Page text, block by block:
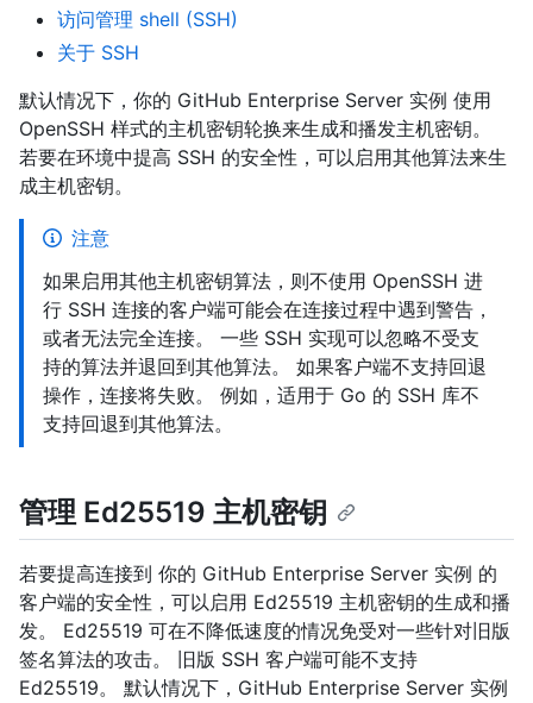
访问管理 shell (SSH)
关于 SSH
默认情况下，你的 GitHub Enterprise Server 实例 使用
OpenSSH 样式的主机密钥轮换来生成和播发主机密钥。
若要在环境中提高 SSH 的安全性，可以启用其他算法来生
成主机密钥。
注意
如果启用其他主机密钥算法，则不使用 OpenSSH 进
行 SSH 连接的客户端可能会在连接过程中遇到警告，
或者无法完全连接。 一些 SSH 实现可以忽略不受支
持的算法并退回到其他算法。 如果客户端不支持回退
操作，连接将失败。 例如，适用于 Go 的 SSH 库不
支持回退到其他算法。
管理 Ed25519 主机密钥
若要提高连接到 你的 GitHub Enterprise Server 实例 的
客户端的安全性，可以启用 Ed25519 主机密钥的生成和播
发。 Ed25519 可在不降低速度的情况免受对一些针对旧版
签名算法的攻击。 旧版 SSH 客户端可能不支持
Ed25519。 默认情况下，GitHub Enterprise Server 实例